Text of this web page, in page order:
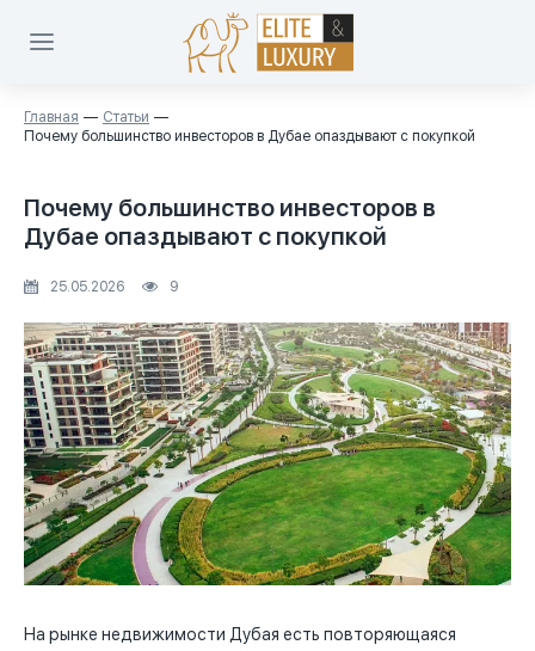
Главная
Статьи
Почему большинство инвесторов в Дубае опаздывают с покупкой
Почему большинство инвесторов в
Дубае опаздывают с покупкой
25.05.2026 9
На рынке недвижимости Дубая есть повторяющаяся